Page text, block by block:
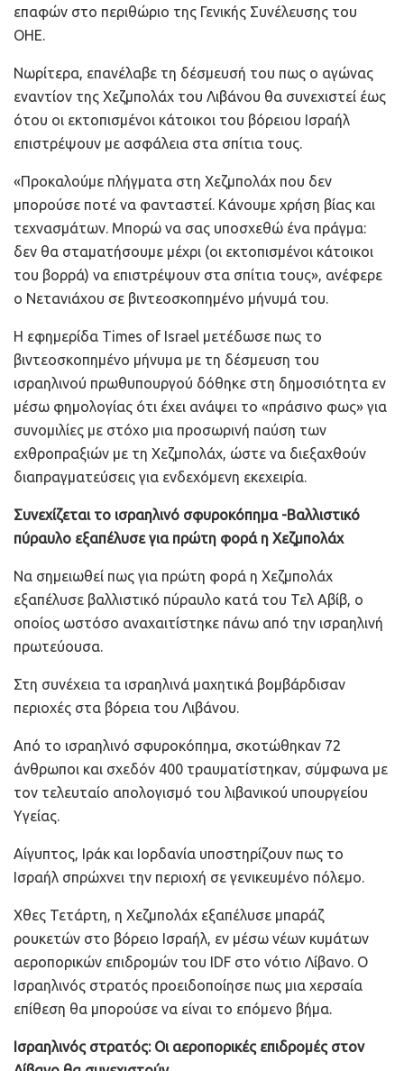
επαφών στο περιθώριο της Γενικής Συνέλευσης του
ΟΗΕ.
Νωρίτερα, επανέλαβε τη δέσμευσή του πως ο αγώνας
εναντίον της Χεζμπολάχ του Λιβάνου θα συνεχιστεί έως
ότου οι εκτοπισμένοι κάτοικοι του βόρειου Ισραήλ
επιστρέψουν με ασφάλεια στα σπίτια τους.
«Προκαλούμε πλήγματα στη Χεζμπολάχ που δεν
μπορούσε ποτέ να φανταστεί. Κάνουμε χρήση βίας και
τεχνασμάτων. Μπορώ να σας υποσχεθώ ένα πράγμα:
δεν θα σταματήσουμε μέχρι (οι εκτοπισμένοι κάτοικοι
του βορρά) να επιστρέψουν στα σπίτια τους», ανέφερε
ο Νετανιάχου σε βιντεοσκοπημένο μήνυμά του.
Η εφημερίδα Times of Israel μετέδωσε πως το
βιντεοσκοπημένο μήνυμα με τη δέσμευση του
ισραηλινού πρωθυπουργού δόθηκε στη δημοσιότητα εν
μέσω φημολογίας ότι έχει ανάψει το «πράσινο φως» για
συνομιλίες με στόχο μια προσωρινή παύση των
εχθροπραξιών με τη Χεζμπολάχ, ώστε να διεξαχθούν
διαπραγματεύσεις για ενδεχόμενη εκεχειρία.
Συνεχίζεται το ισραηλινό σφυροκόπημα -Βαλλιστικό
πύραυλο εξαπέλυσε για πρώτη φορά η Χεζμπολάχ
Να σημειωθεί πως για πρώτη φορά η Χεζμπολάχ
εξαπέλυσε βαλλιστικό πύραυλο κατά του Τελ Αβίβ, ο
οποίος ωστόσο αναχαιτίστηκε πάνω από την ισραηλινή
πρωτεύουσα.
Στη συνέχεια τα ισραηλινά μαχητικά βομβάρδισαν
περιοχές στα βόρεια του Λιβάνου.
Από το ισραηλινό σφυροκόπημα, σκοτώθηκαν 72
άνθρωποι και σχεδόν 400 τραυματίστηκαν, σύμφωνα με
τον τελευταίο απολογισμό του λιβανικού υπουργείου
Υγείας.
Αίγυπτος, Ιράκ και Ιορδανία υποστηρίζουν πως το
Ισραήλ σπρώχνει την περιοχή σε γενικευμένο πόλεμο.
Χθες Τετάρτη, η Χεζμπολάχ εξαπέλυσε μπαράζ
ρουκετών στο βόρειο Ισραήλ, εν μέσω νέων κυμάτων
αεροπορικών επιδρομών του IDF στο νότιο Λίβανο. Ο
Ισραηλινός στρατός προειδοποίησε πως μια χερσαία
επίθεση θα μπορούσε να είναι το επόμενο βήμα.
Ισραηλινός στρατός: Οι αεροπορικές επιδρομές στον